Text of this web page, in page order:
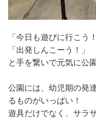
「今日も遊びに行こう！
「出発しんこーう！」
と手を繋いで元気に公
公園には、幼児期の発
るものがいっぱい！
遊具だけでなく、サラ